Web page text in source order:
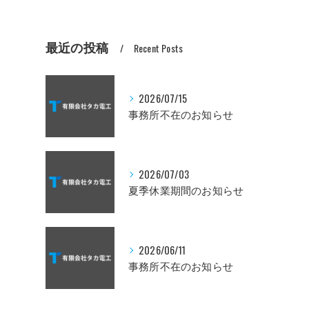
最近の投稿 Recent Posts
2026/07/15
事務所不在のお知らせ
2026/07/03
夏季休業期間のお知らせ
2026/06/11
事務所不在のお知らせ